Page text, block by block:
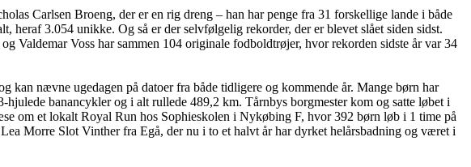
Carlsen Broeng, der er en rig dreng – han har penge fra 31 forskellige lande i både
heraf 3.054 unikke. Og så er der selvfølgelig rekorder, der er blevet slået siden sidst.
Voss har sammen 104 originale fodboldtrøjer, hvor rekorden sidste år var 34
kan nævne ugedagen på datoer fra både tidligere og kommende år. Mange børn har
banancykler og i alt rullede 489,2 km. Tårnbys borgmester kom og satte løbet i
om et lokalt Royal Run hos Sophieskolen i Nykøbing F, hvor 392 børn løb i 1 time på
Morre Slot Vinther fra Egå, der nu i to et halvt år har dyrket helårsbadning og været i